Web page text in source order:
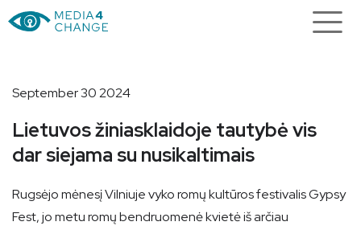
September 30 2024
Lietuvos žiniasklaidoje tautybė vis
dar siejama su nusikaltimais
Rugsėjo mėnesį Vilniuje vyko romų kultūros festivalis Gypsy
Fest, jo metu romų bendruomenė kvietė iš arčiau